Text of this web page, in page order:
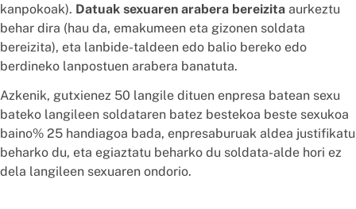
kanpokoak). Datuak sexuaren arabera bereizita aurkeztu
behar dira (hau da, emakumeen eta gizonen soldata
bereizita), eta lanbide-taldeen edo balio bereko edo
berdineko lanpostuen arabera banatuta.
Azkenik, gutxienez 50 langile dituen enpresa batean sexu
bateko langileen soldataren batez bestekoa beste sexukoa
baino% 25 handiagoa bada, enpresaburuak aldea justifikatu
beharko du, eta egiaztatu beharko du soldata-alde hori ez
dela langileen sexuaren ondorio.